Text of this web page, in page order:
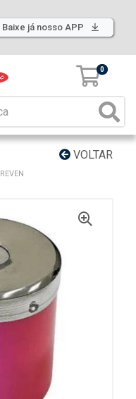
Baixe já nosso APP
0
VOLTAR